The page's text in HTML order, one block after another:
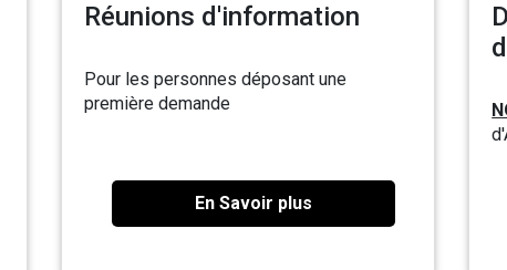
Réunions d'information
Pour les personnes déposant une
première demande
En Savoir plus